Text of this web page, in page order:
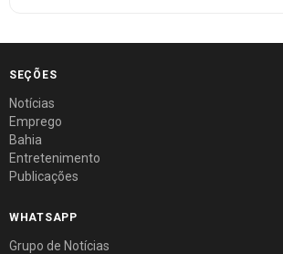
SEÇÕES
Notícias
Emprego
Bahia
Entretenimento
Publicações
WHATSAPP
Grupo de Notícias